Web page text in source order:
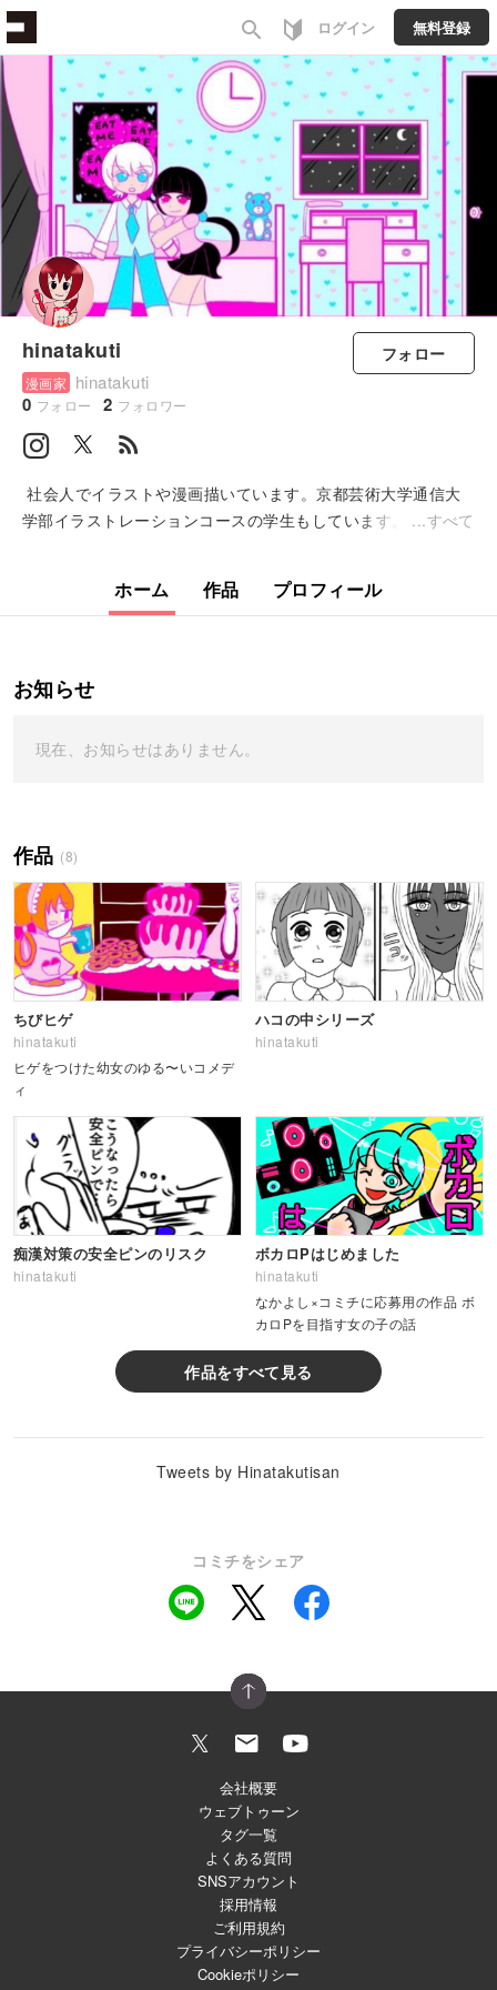
search ログイン 無料登録
hinatakuti
漫画家 hinatakuti
0 フォロー 2 フォロワー
フォロー
rss_feed
社会人でイラストや漫画描いています。京都芸術大学通信大
学部イラストレーションコースの学生もしています。すべて
ホーム 作品 プロフィール
お知らせ
現在、お知らせはありません。
作品 (8)
ちびヒゲ
hinatakuti
ヒゲをつけた幼女のゆる〜いコメデ
ィ
ハコの中シリーズ
hinatakuti
痴漢対策の安全ピンのリスク
hinatakuti
ボカロPはじめました
hinatakuti
なかよし×コミチに応募用の作品 ボ
カロPを目指す女の子の話
作品をすべて見る
Tweets by Hinatakutisan
コミチをシェア
会社概要
ウェブトゥーン
タグ一覧
よくある質問
SNSアカウント
採用情報
ご利用規約
プライバシーポリシー
Cookieポリシー